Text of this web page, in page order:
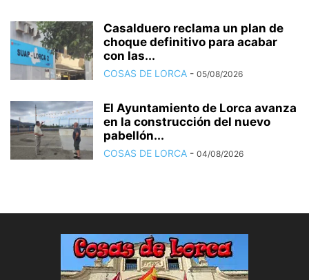
Casalduero reclama un plan de
choque definitivo para acabar
con las...
COSAS DE LORCA - 05/08/2026
El Ayuntamiento de Lorca avanza
en la construcción del nuevo
pabellón...
COSAS DE LORCA - 04/08/2026